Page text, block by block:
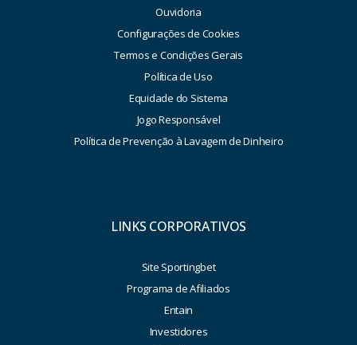
Ouvidoria
Configurações de Cookies
Termos e Condições Gerais
Política de Uso
Equidade do Sistema
Jogo Responsável
Política de Prevenção à Lavagem de Dinheiro
LINKS CORPORATIVOS
Site Sportingbet
Programa de Afiliados
Entain
Investidores